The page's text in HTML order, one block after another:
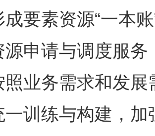
要素资源“一本
源申请与调度服
照业务需求和发
一训练与构建，